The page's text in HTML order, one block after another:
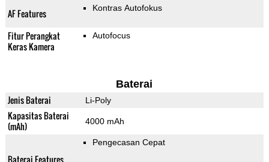
AF Features Kontras Autofokus
Fitur Perangkat
Keras Kamera
Autofocus
Baterai
Jenis Baterai Li-Poly
Kapasitas Baterai
(mAh)
4000 mAh
Baterai Features
Pengecasan Cepat